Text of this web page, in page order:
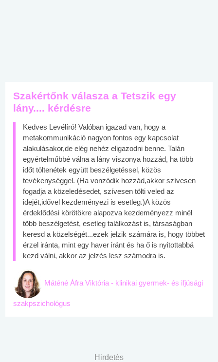
Szakértőnk válasza a Tetszik egy
lány.... kérdésre
Kedves Levélíró! Valóban igazad van, hogy a
metakommunikáció nagyon fontos egy kapcsolat
alakulásakor,de elég nehéz eligazodni benne. Talán
egyértelműbbé válna a lány viszonya hozzád, ha több
időt töltenétek együtt beszélgetéssel, közös
tevékenységgel. (Ha vonzódik hozzád,akkor szívesen
fogadja a közeledésedet, szívesen tölti veled az
idejét,idővel kezdeményezi is esetleg.)A közös
érdeklődési körötökre alapozva kezdeményezz minél
több beszélgetést, esetleg találkozást is, társaságban
keresd a közelségét...ezek jelzik számára is, hogy többet
érzel iránta, mint egy haver iránt és ha ő is nyitottabbá
kezd válni, akkor az jelzés lesz számodra is.
Máténé Áfra Viktória - klinikai gyermek- és ifjúsági
szakpszichológus
Hirdetés